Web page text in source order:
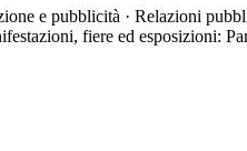
e pubblicità · Relazioni
fiere ed esposizioni: